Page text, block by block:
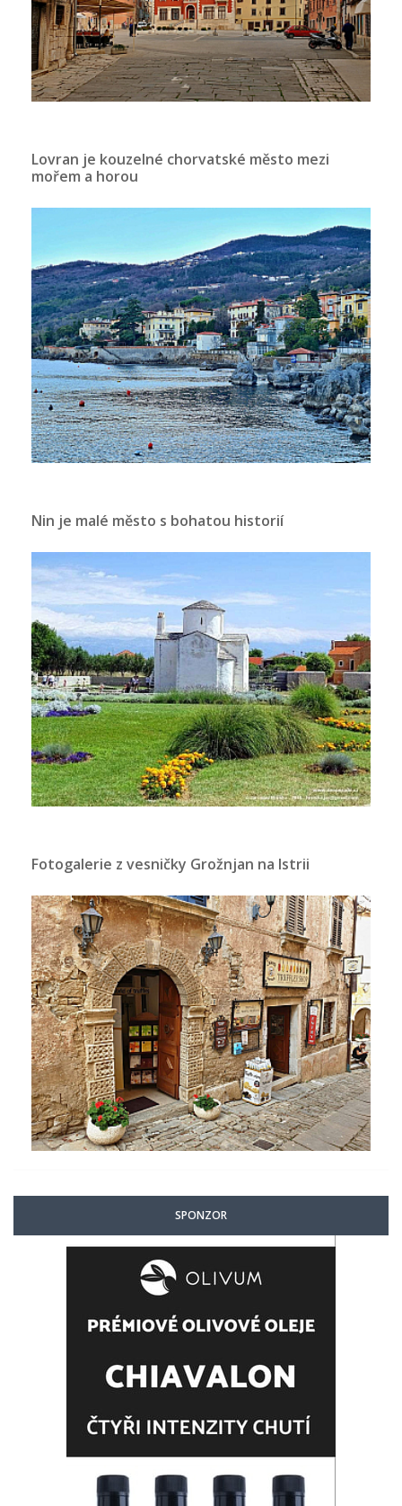
Lovran je kouzelné chorvatské město mezi
mořem a horou
Nin je malé město s bohatou historií
Fotogalerie z vesničky Grožnjan na Istrii
SPONZOR